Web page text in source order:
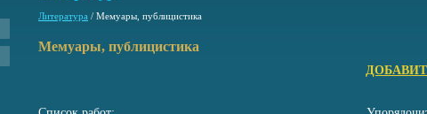
Литература / Мемуары, публицистика
Мемуары, публицистика